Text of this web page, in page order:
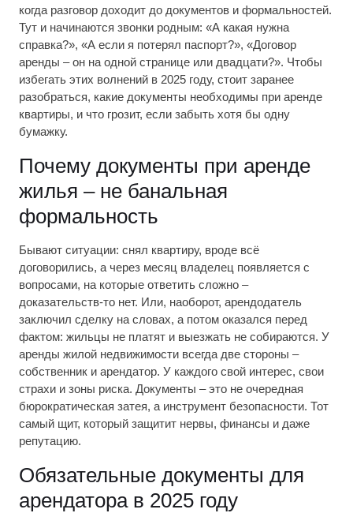
когда разговор доходит до документов и формальностей.
Тут и начинаются звонки родным: «А какая нужна
справка?», «А если я потерял паспорт?», «Договор
аренды – он на одной странице или двадцати?». Чтобы
избегать этих волнений в 2025 году, стоит заранее
разобраться, какие документы необходимы при аренде
квартиры, и что грозит, если забыть хотя бы одну
бумажку.
Почему документы при аренде
жилья – не банальная
формальность
Бывают ситуации: снял квартиру, вроде всё
договорились, а через месяц владелец появляется с
вопросами, на которые ответить сложно –
доказательств-то нет. Или, наоборот, арендодатель
заключил сделку на словах, а потом оказался перед
фактом: жильцы не платят и выезжать не собираются. У
аренды жилой недвижимости всегда две стороны –
собственник и арендатор. У каждого свой интерес, свои
страхи и зоны риска. Документы – это не очередная
бюрократическая затея, а инструмент безопасности. Тот
самый щит, который защитит нервы, финансы и даже
репутацию.
Обязательные документы для
арендатора в 2025 году